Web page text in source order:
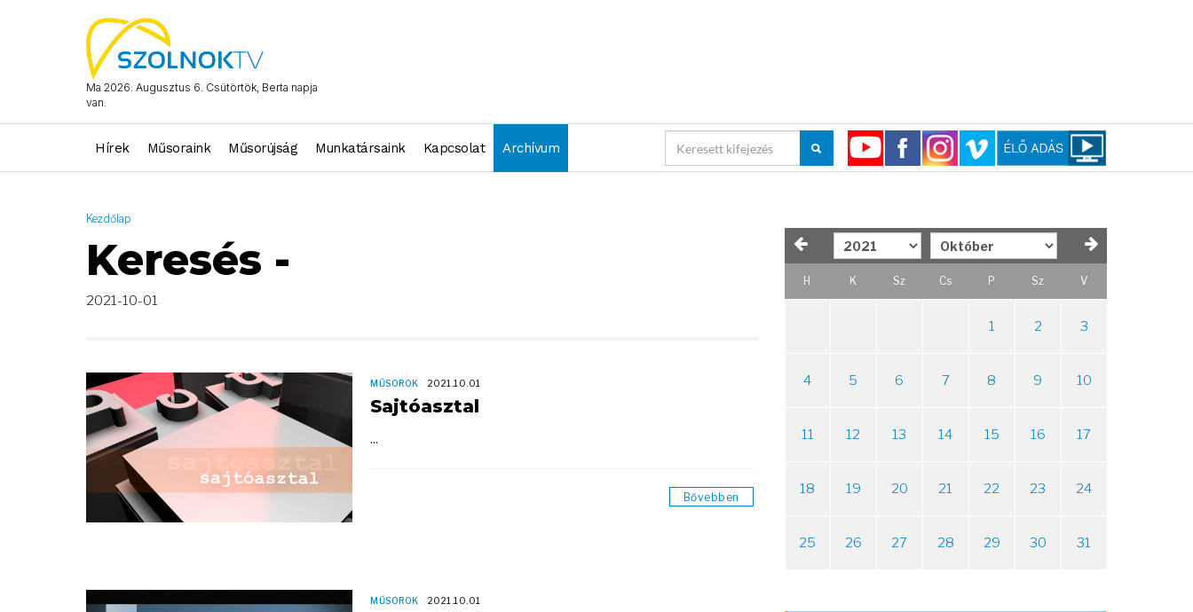
Ma 2026. Augusztus 6. Csütörtök, Berta napja
van.
Hírek Műsoraink Műsorújság Munkatársaink Kapcsolat Archívum
Kezdőlap
Keresés -
2021-10-01
MŰSOROK 2021.10.01
Sajtóasztal
...
Bővebben
MŰSOROK 2021.10.01
H K Sz Cs P Sz V
1 2 3
4 5 6 7 8 9 10
11 12 13 14 15 16 17
18 19 20 21 22 23 24
25 26 27 28 29 30 31